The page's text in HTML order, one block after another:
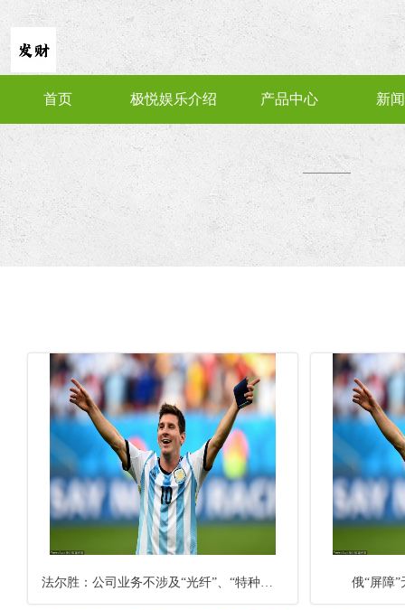
首页 极悦娱乐介绍 产品中心 新
法尔胜：公司业务不涉及“光纤”、“特种光纤”，不存在“重组” 俄“屏障